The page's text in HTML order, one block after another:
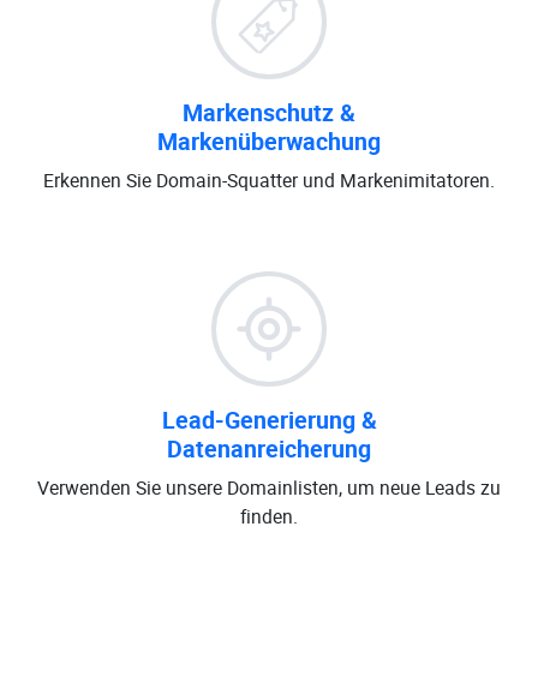
Markenschutz &
Markenüberwachung
Erkennen Sie Domain-Squatter und Markenimitatoren.
Lead-Generierung &
Datenanreicherung
Verwenden Sie unsere Domainlisten, um neue Leads zu
finden.